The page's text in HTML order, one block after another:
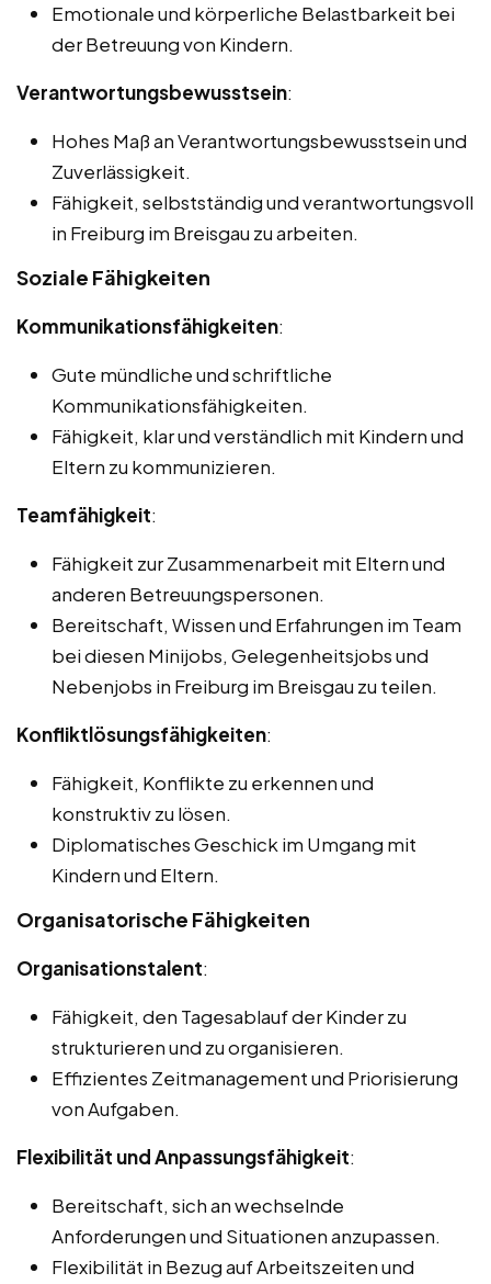
Emotionale und körperliche Belastbarkeit bei
der Betreuung von Kindern.
Verantwortungsbewusstsein:
Hohes Maß an Verantwortungsbewusstsein und
Zuverlässigkeit.
Fähigkeit, selbstständig und verantwortungsvoll
in Freiburg im Breisgau zu arbeiten.
Soziale Fähigkeiten
Kommunikationsfähigkeiten:
Gute mündliche und schriftliche
Kommunikationsfähigkeiten.
Fähigkeit, klar und verständlich mit Kindern und
Eltern zu kommunizieren.
Teamfähigkeit:
Fähigkeit zur Zusammenarbeit mit Eltern und
anderen Betreuungspersonen.
Bereitschaft, Wissen und Erfahrungen im Team
bei diesen Minijobs, Gelegenheitsjobs und
Nebenjobs in Freiburg im Breisgau zu teilen.
Konfliktlösungsfähigkeiten:
Fähigkeit, Konflikte zu erkennen und
konstruktiv zu lösen.
Diplomatisches Geschick im Umgang mit
Kindern und Eltern.
Organisatorische Fähigkeiten
Organisationstalent:
Fähigkeit, den Tagesablauf der Kinder zu
strukturieren und zu organisieren.
Effizientes Zeitmanagement und Priorisierung
von Aufgaben.
Flexibilität und Anpassungsfähigkeit:
Bereitschaft, sich an wechselnde
Anforderungen und Situationen anzupassen.
Flexibilität in Bezug auf Arbeitszeiten und